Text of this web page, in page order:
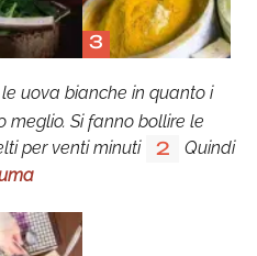
3
uova bianche in quanto i
Si fanno bollire le
per venti minuti
2
Quindi